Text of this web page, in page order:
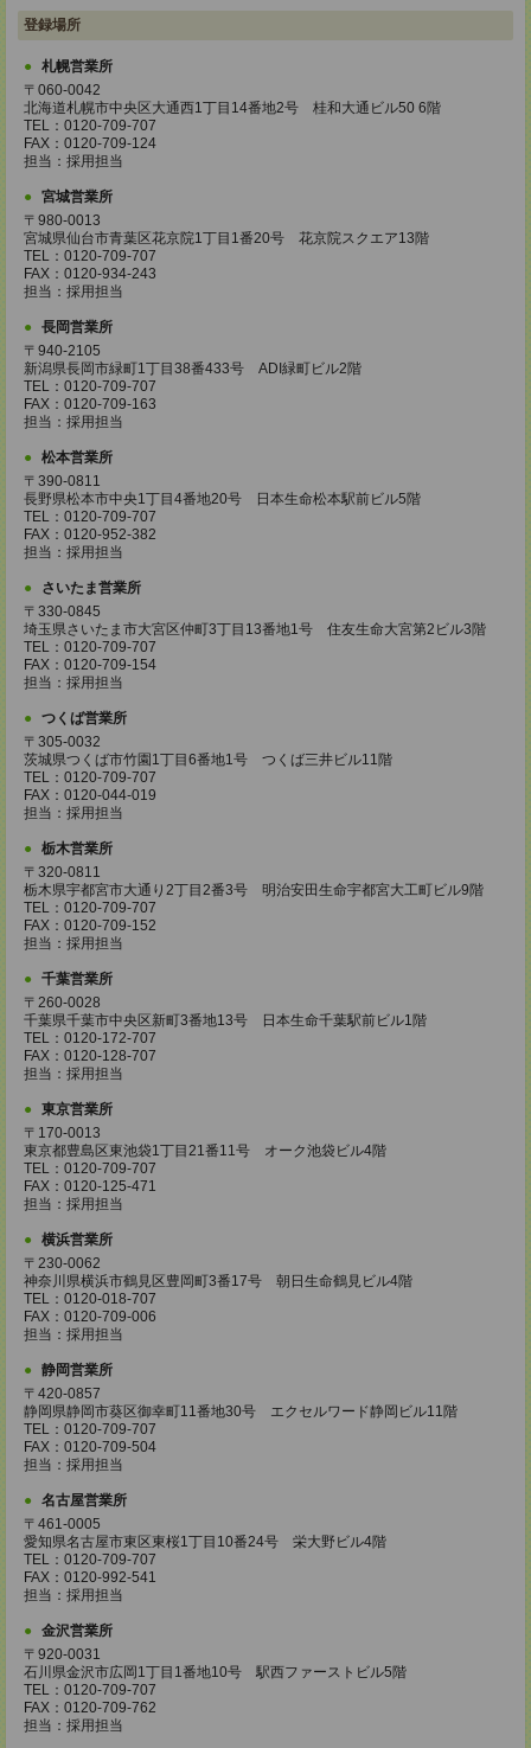
登録場所
札幌営業所
〒060-0042
北海道札幌市中央区大通西1丁目14番地2号 桂和大通ビル50 6階
TEL：0120-709-707
FAX：0120-709-124
担当：採用担当
宮城営業所
〒980-0013
宮城県仙台市青葉区花京院1丁目1番20号 花京院スクエア13階
TEL：0120-709-707
FAX：0120-934-243
担当：採用担当
長岡営業所
〒940-2105
新潟県長岡市緑町1丁目38番433号 ADI緑町ビル2階
TEL：0120-709-707
FAX：0120-709-163
担当：採用担当
松本営業所
〒390-0811
長野県松本市中央1丁目4番地20号 日本生命松本駅前ビル5階
TEL：0120-709-707
FAX：0120-952-382
担当：採用担当
さいたま営業所
〒330-0845
埼玉県さいたま市大宮区仲町3丁目13番地1号 住友生命大宮第2ビル3階
TEL：0120-709-707
FAX：0120-709-154
担当：採用担当
つくば営業所
〒305-0032
茨城県つくば市竹園1丁目6番地1号 つくば三井ビル11階
TEL：0120-709-707
FAX：0120-044-019
担当：採用担当
栃木営業所
〒320-0811
栃木県宇都宮市大通り2丁目2番3号 明治安田生命宇都宮大工町ビル9階
TEL：0120-709-707
FAX：0120-709-152
担当：採用担当
千葉営業所
〒260-0028
千葉県千葉市中央区新町3番地13号 日本生命千葉駅前ビル1階
TEL：0120-172-707
FAX：0120-128-707
担当：採用担当
東京営業所
〒170-0013
東京都豊島区東池袋1丁目21番11号 オーク池袋ビル4階
TEL：0120-709-707
FAX：0120-125-471
担当：採用担当
横浜営業所
〒230-0062
神奈川県横浜市鶴見区豊岡町3番17号 朝日生命鶴見ビル4階
TEL：0120-018-707
FAX：0120-709-006
担当：採用担当
静岡営業所
〒420-0857
静岡県静岡市葵区御幸町11番地30号 エクセルワード静岡ビル11階
TEL：0120-709-707
FAX：0120-709-504
担当：採用担当
名古屋営業所
〒461-0005
愛知県名古屋市東区東桜1丁目10番24号 栄大野ビル4階
TEL：0120-709-707
FAX：0120-992-541
担当：採用担当
金沢営業所
〒920-0031
石川県金沢市広岡1丁目1番地10号 駅西ファーストビル5階
TEL：0120-709-707
FAX：0120-709-762
担当：採用担当